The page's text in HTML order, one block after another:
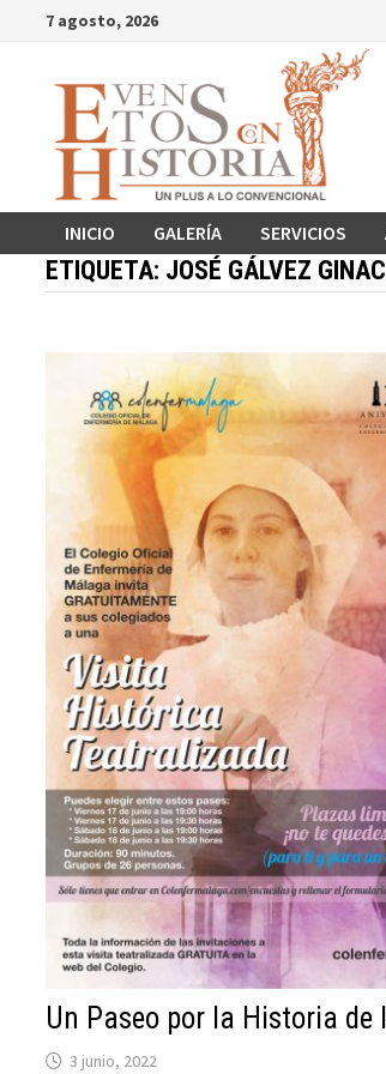
Saltar
contenido
7 agosto, 2026
INICIO GALERÍA SERVICIOS
ETIQUETA: JOSÉ GÁLVEZ
Un Paseo por la Historia de
3 junio, 2022